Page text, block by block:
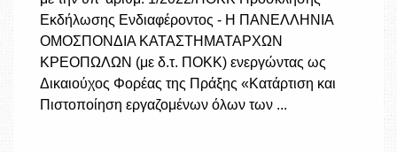
Εκδήλωσης Ενδιαφέροντος - Η ΠΑΝΕΛΛΗΝΙΑ
ΟΜΟΣΠΟΝΔΙΑ ΚΑΤΑΣΤΗΜΑΤΑΡΧΩΝ
ΚΡΕΟΠΩΛΩΝ (με δ.τ. ΠΟΚΚ) ενεργώντας ως
Δικαιούχος Φορέας της Πράξης «Κατάρτιση και
Πιστοποίηση εργαζομένων όλων των ...